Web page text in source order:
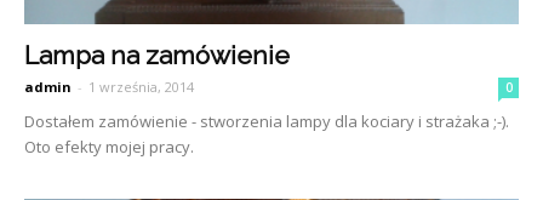
Lampa na zamówienie
admin - 1 września, 2014 0
Dostałem zamówienie - stworzenia lampy dla kociary i strażaka ;-).
Oto efekty mojej pracy.